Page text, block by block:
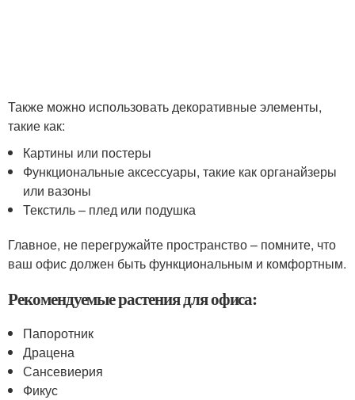
Также можно использовать декоративные элементы,
такие как:
Картины или постеры
Функциональные аксессуары, такие как органайзеры
или вазоны
Текстиль – плед или подушка
Главное, не перегружайте пространство – помните, что
ваш офис должен быть функциональным и комфортным.
Рекомендуемые растения для офиса:
Папоротник
Драцена
Сансевиерия
Фикус